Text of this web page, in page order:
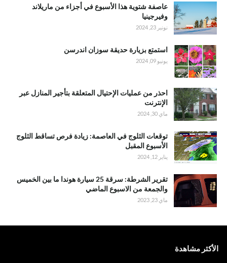
عاصفة شتوية هذا الأسبوع في أجزاء من ماريلاند
وفيرجينيا
نونبر 23, 2024
استمتع بزيارة حديقة سوزان اندرسن
يونيو 09, 2024
احذر من عمليات الإحتيال المتعلقة بتأجير المنازل عبر
الإنترنت
ماي 30, 2024
توقعات الثلوج في العاصمة: زيادة فرص تساقط الثلوج
الأسبوع المقبل
يناير 12, 2024
تقرير الشرطة: سرقة 25 سيارة هوندا ما بين الخميس
والجمعة من الاسبوع الماضي
ماي 23, 2023
الأكثر مشاهدة